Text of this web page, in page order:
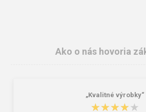
CXS CAMO Pánska bunda
Ako o nás hovoria
„Kvalitné výrobky“
★★★★★
★★★★★